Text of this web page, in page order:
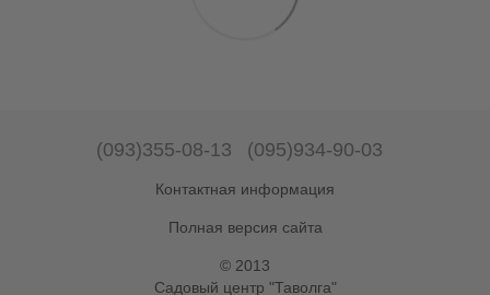
(093)355-08-13 (095)934-90-03
Контактная информация
Полная версия сайта
© 2013
Садовый центр "Таволга"